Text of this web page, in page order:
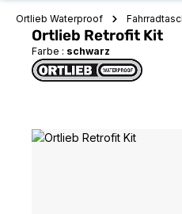
Ortlieb Waterproof
Ortlieb Retrofit Kit
Farbe : schwarz
Bildergalerie überspringen